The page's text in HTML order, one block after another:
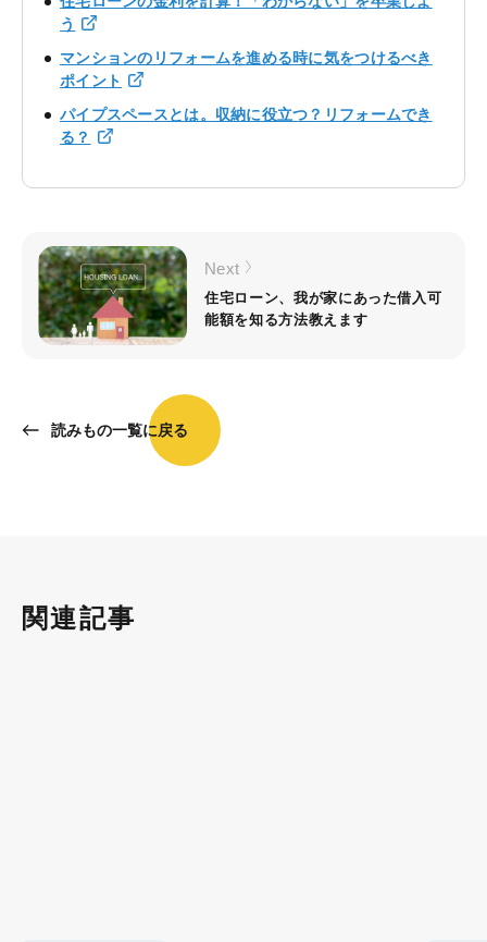
う
マンションのリフォームを進める時に気をつけるべき
ポイント
パイプスペースとは。収納に役立つ？リフォームでき
る？
読みもの一覧に戻る
Next
住宅ローン、我が家にあった借入可
能額を知る方法教えます
関連記事